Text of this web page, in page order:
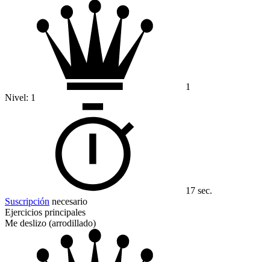
1
Nivel: 1
17 sec.
Suscripción necesario
Ejercicios principales
Me deslizo (arrodillado)